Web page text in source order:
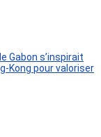
Gabon s’inspirait
Kong pour valoriser